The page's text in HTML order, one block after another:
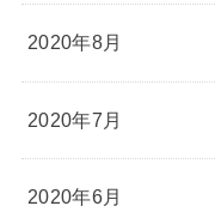
2020年8月
2020年7月
2020年6月